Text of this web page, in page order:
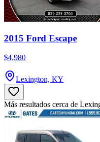
2015 Ford Escape
$4,980
Lexington, KY
Más resultados cerca de